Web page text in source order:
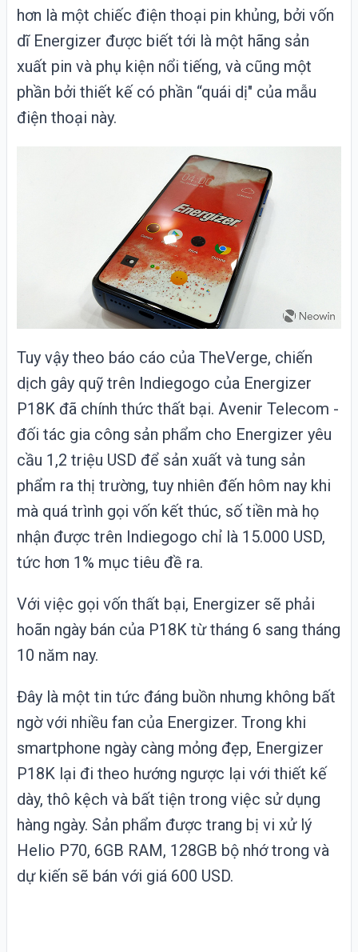
hơn là một chiếc điện thoại pin khủng, bởi vốn
dĩ Energizer được biết tới là một hãng sản
xuất pin và phụ kiện nổi tiếng, và cũng một
phần bởi thiết kế có phần “quái dị" của mẫu
điện thoại này.
Tuy vậy theo báo cáo của TheVerge, chiến
dịch gây quỹ trên Indiegogo của Energizer
P18K đã chính thức thất bại. Avenir Telecom -
đối tác gia công sản phẩm cho Energizer yêu
cầu 1,2 triệu USD để sản xuất và tung sản
phẩm ra thị trường, tuy nhiên đến hôm nay khi
mà quá trình gọi vốn kết thúc, số tiền mà họ
nhận được trên Indiegogo chỉ là 15.000 USD,
tức hơn 1% mục tiêu đề ra.
Với việc gọi vốn thất bại, Energizer sẽ phải
hoãn ngày bán của P18K từ tháng 6 sang tháng
10 năm nay.
Đây là một tin tức đáng buồn nhưng không bất
ngờ với nhiều fan của Energizer. Trong khi
smartphone ngày càng mỏng đẹp, Energizer
P18K lại đi theo hướng ngược lại với thiết kế
dày, thô kệch và bất tiện trong việc sử dụng
hàng ngày. Sản phẩm được trang bị vi xử lý
Helio P70, 6GB RAM, 128GB bộ nhớ trong và
dự kiến sẽ bán với giá 600 USD.